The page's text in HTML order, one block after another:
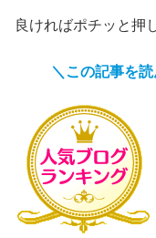
良ければポチッと押
＼この記事を